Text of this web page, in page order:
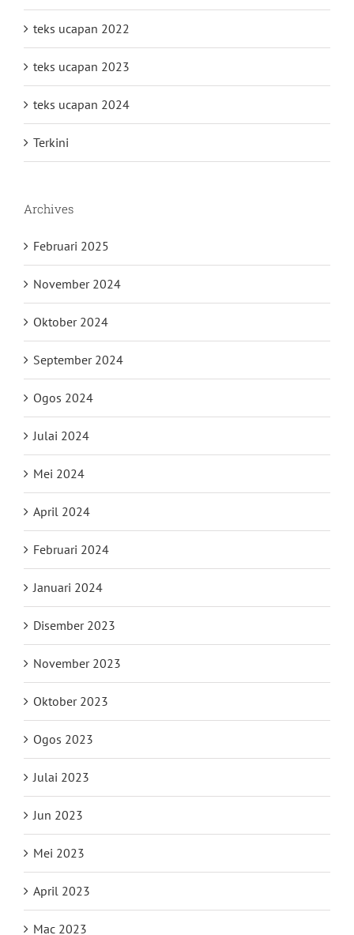
teks ucapan 2022
teks ucapan 2023
teks ucapan 2024
Terkini
Archives
Februari 2025
November 2024
Oktober 2024
September 2024
Ogos 2024
Julai 2024
Mei 2024
April 2024
Februari 2024
Januari 2024
Disember 2023
November 2023
Oktober 2023
Ogos 2023
Julai 2023
Jun 2023
Mei 2023
April 2023
Mac 2023